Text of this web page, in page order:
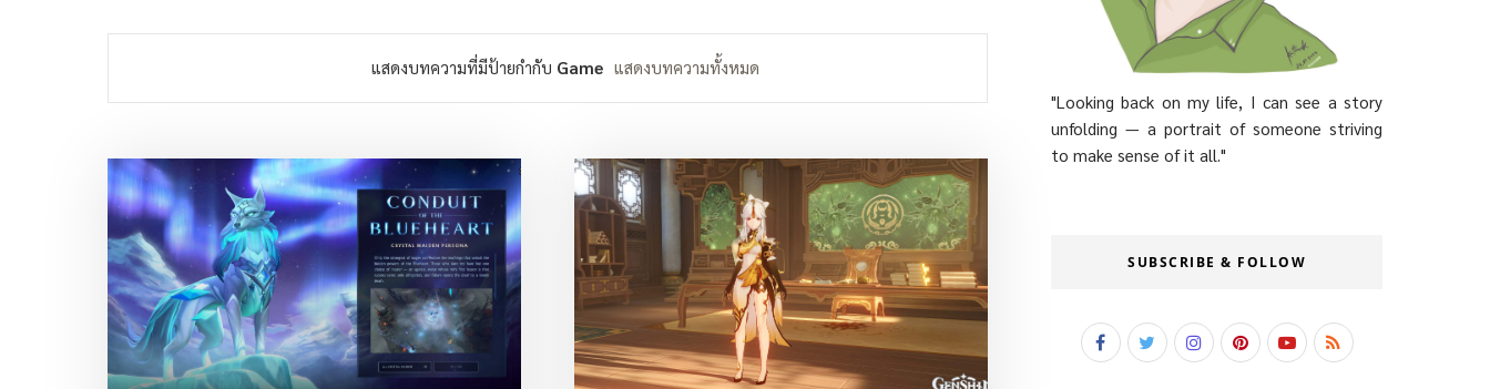
แสดงบทความที่มีป้ายกำกับ Game แสดงบทความทั้งหมด
"Looking back on my life, I can see a story
unfolding — a portrait of someone striving
to make sense of it all."
SUBSCRIBE & FOLLOW